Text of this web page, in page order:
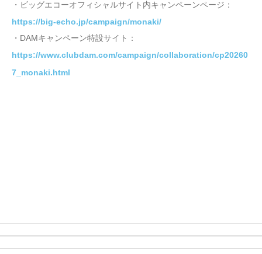
・ビッグエコーオフィシャルサイト内キャンペーンページ：
https://big-echo.jp/campaign/monaki/
・DAMキャンペーン特設サイト：
https://www.clubdam.com/campaign/collaboration/cp20260
7_monaki.html